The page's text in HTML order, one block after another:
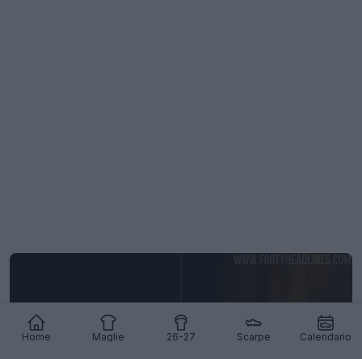
Home Maglie 26-27 Scarpe Calendario